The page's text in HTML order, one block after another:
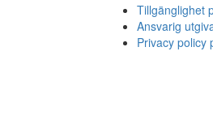
Tillgänglighet
Ansvarig
Privacy policy